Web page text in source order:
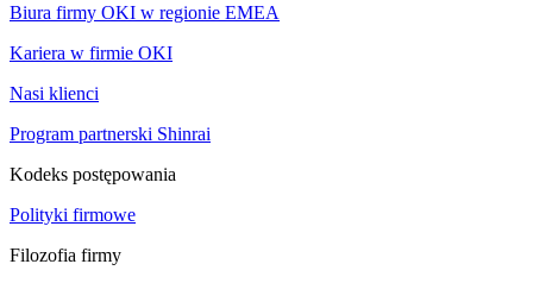
Biura firmy OKI w regionie EMEA
Kariera w firmie OKI
Nasi klienci
Program partnerski Shinrai
Kodeks postępowania
Polityki firmowe
Filozofia firmy